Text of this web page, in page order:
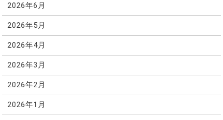
2026年6月
2026年5月
2026年4月
2026年3月
2026年2月
2026年1月